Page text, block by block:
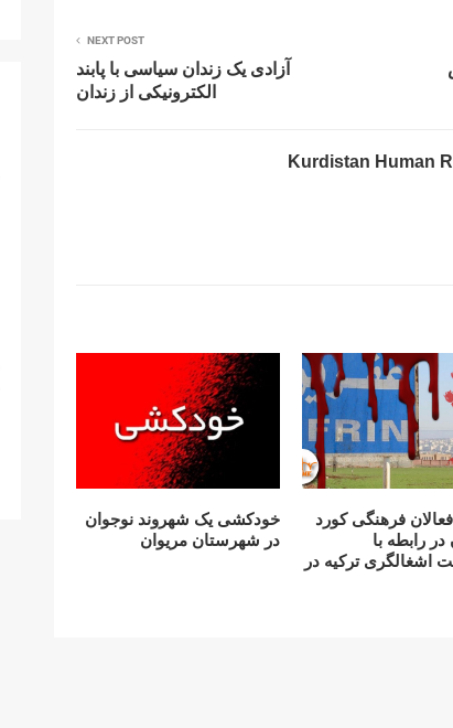
NEXT POST
آزادی یک زندان سیاسی با پابند
الکترونیکی از زندان
Kurdistan Human
فعالان فرهنگى كورد
رابطه با
اشغالگرى تركيه در
خودکشی یک شهروند نوجوان
در شهرستان مریوان